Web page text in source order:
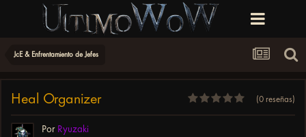
JcE & Enfrentamiento de Jefes
Heal Organizer (0 reseñas)
Por Ryuzaki